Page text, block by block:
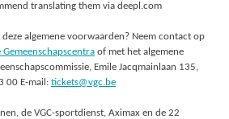
translating them via deepl.com
algemene voorwaarden? Neem contact op
Gemeenschapscentra of met het algemene
Emile Jacqmainlaan 135,
00 E-mail: tickets@vgc.be
de VGC-sportdienst, Aximax en de 22